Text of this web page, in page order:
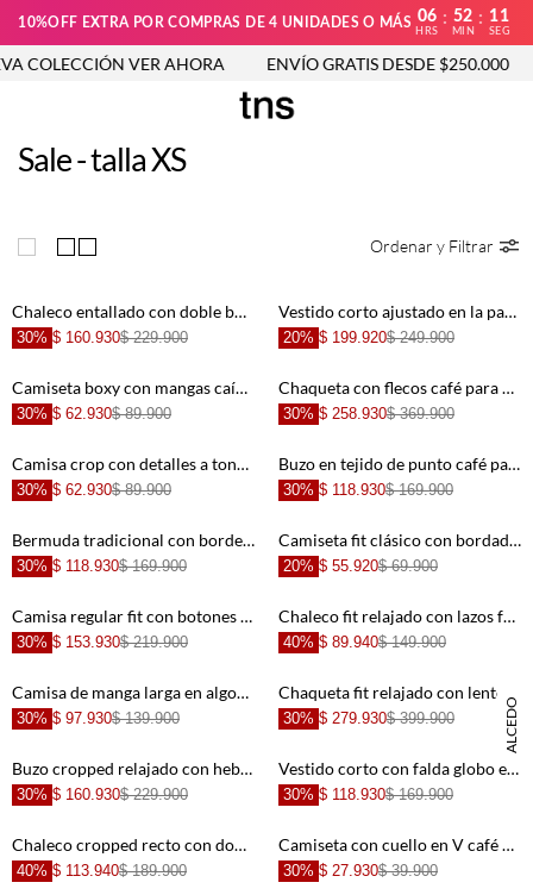
10%OFF EXTRA POR COMPRAS DE 4 UNIDADES O MÁS 06
HRS
: 52
MIN
: 11
SEG
COLECCIÓN VER AHORA ENVÍO GRATIS DESDE $250.000
Sale - talla XS
Ordenar y Filtrar
+
Chaleco entallado con doble botonadura en efecto cuero verde oliva para mujer
30% $ 160.930$ 229.900
+
Vestido corto ajustado en la parte superior con falda amplia en algodón blanco para mujer
20% $ 199.920$ 249.900
+
Camiseta boxy con mangas caídas en marfil para mujer
30% $ 62.930$ 89.900
+
Chaqueta con flecos café para mujer
30% $ 258.930$ 369.900
+
Camisa crop con detalles a tono gris para mujer
30% $ 62.930$ 89.900
+
Buzo en tejido de punto café para mujer
30% $ 118.930$ 169.900
+
Bermuda tradicional con borde calado floral en algodón blanco para mujer
30% $ 118.930$ 169.900
+
Camiseta fit clásico con bordado mini de auto en algodón beige para hombre
20% $ 55.920$ 69.900
Camisa regular fit con botones efecto madera de algodón gris topo para hombre
30% $ 153.930$ 219.900
Chaleco fit relajado con lazos frontales en poliéster beige para mujer
40% $ 89.940$ 149.900
Camisa de manga larga en algodón azul claro para mujer
30% $ 97.930$ 139.900 DANIELA SALCEDO
30% $ 279.930$ 399.900
Buzo cropped relajado con hebillas frontales en algodón café para mujer
30% $ 160.930$ 229.900
Vestido corto con falda globo en algodón marrón estampado para mujer
30% $ 118.930$ 169.900
Chaleco cropped recto con doble botonadura en lyocell beige para mujer
40% $ 113.940$ 189.900
Camiseta con cuello en V café con estructura suave para mujer
30% $ 27.930$ 39.900